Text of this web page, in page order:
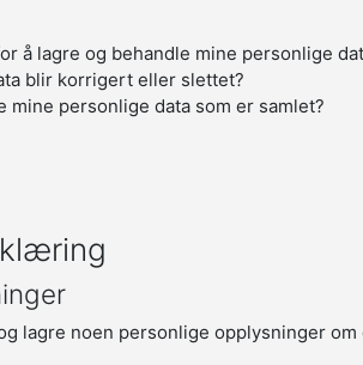
å lagre og behandle mine personlige
blir korrigert eller slettet?
personlige data som er samlet?
lagre noen personlige opplysninger